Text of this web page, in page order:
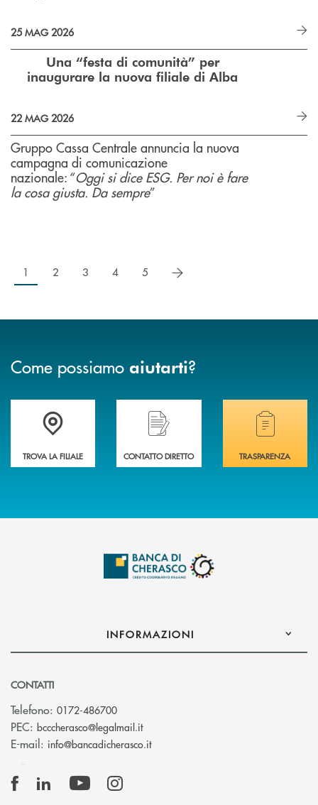
25 MAG 2026
Una “festa di comunità” per
inaugurare la nuova filiale di Alba
22 MAG 2026
Gruppo Cassa Centrale annuncia la nuova
campagna di comunicazione
nazionale: “Oggi si dice ESG. Per noi è fare
la cosa giusta. Da sempre”
1 2 3 4 5 successivo
Come possiamo aiutarti?
Accedi all' elenco completo delle filiali .
TROVA LA FILIALE
Hai bisogno di assistenza immediata?
CONTATTO DIRETTO
Hai bisogno di
TRASPARENZA
INFORMAZIONI
CONTATTI
Telefono: 0172-486700
PEC: bcccherasco@legalmail.it(si apre l’app di posta elettronica)
E-mail: info@bancadicherasco.it(si apre l’app di posta elettronica)